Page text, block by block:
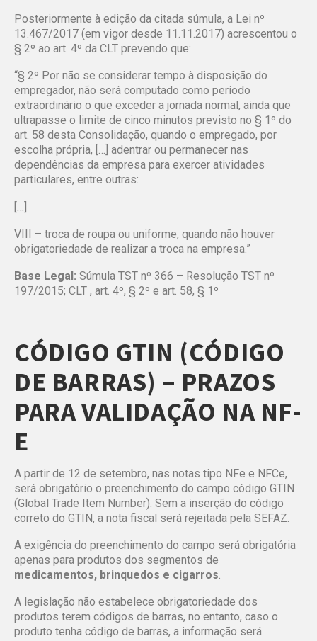
Posteriormente à edição da citada súmula, a Lei nº
13.467/2017 (em vigor desde 11.11.2017) acrescentou o
§ 2º ao art. 4º da CLT prevendo que:
“§ 2º Por não se considerar tempo à disposição do
empregador, não será computado como período
extraordinário o que exceder a jornada normal, ainda que
ultrapasse o limite de cinco minutos previsto no § 1º do
art. 58 desta Consolidação, quando o empregado, por
escolha própria, […] adentrar ou permanecer nas
dependências da empresa para exercer atividades
particulares, entre outras:
VIII – troca de roupa ou uniforme, quando não houver
obrigatoriedade de realizar a troca na empresa.”
Base Legal: Súmula TST nº 366 – Resolução TST nº
197/2015; CLT , art. 4º, § 2º e art. 58, § 1º
CÓDIGO GTIN (CÓDIGO
DE BARRAS) – PRAZOS
PARA VALIDAÇÃO NA NF-
E
A partir de 12 de setembro, nas notas tipo NFe e NFCe,
será obrigatório o preenchimento do campo código GTIN
(Global Trade Item Number). Sem a inserção do código
correto do GTIN, a nota fiscal será rejeitada pela SEFAZ.
A exigência do preenchimento do campo será obrigatória
apenas para produtos dos segmentos de
medicamentos, brinquedos e cigarros.
A legislação não estabelece obrigatoriedade dos
produtos terem códigos de barras, no entanto, caso o
produto tenha código de barras, a informação será